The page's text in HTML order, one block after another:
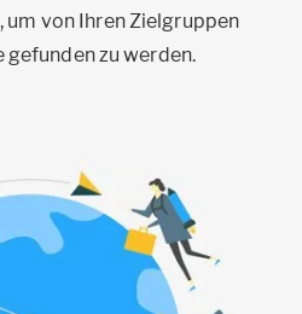
von Ihren Zielgruppen
zu werden.